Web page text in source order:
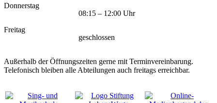
Donnerstag
08:15 – 12:00 Uhr
Freitag
geschlossen
Außerhalb der Öffnungszeiten gerne mit Terminvereinbarung.
Telefonisch bleiben alle Abteilungen auch freitags erreichbar.